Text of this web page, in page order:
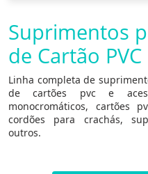
Suprimentos
de Cartão PVC
Linha completa de
de cartões pvc e
monocromáticos, cartões
cordões para crachás,
outros.